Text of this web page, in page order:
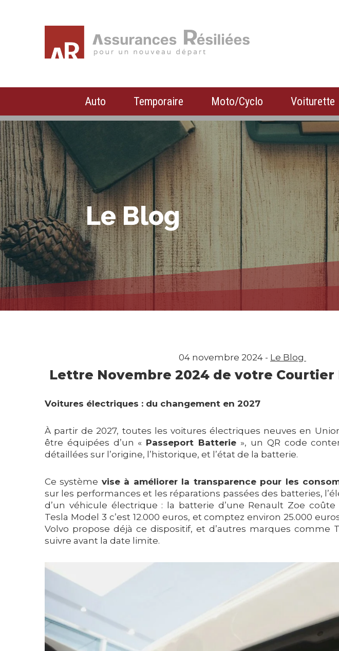
Auto Temporaire Moto/Cyclo Voiturette
Habitation
Le Blog
04 novembre 2024 - Le Blog
Lettre Novembre 2024 de votre Courtier
Voitures électriques : du changement en 2027
À partir de 2027, toutes les voitures électriques neuves en
être équipées d’un « Passeport Batterie », un QR code
détaillées sur l’origine, l’historique, et l’état de la batterie.
Ce système vise à améliorer la transparence pour les
sur les performances et les réparations passées des batteries,
d’un véhicule électrique : la batterie d’une Renault Zoe coûte
Tesla Model 3 c’est 12.000 euros, et comptez environ 25.000
Volvo propose déjà ce dispositif, et d’autres marques comme
suivre avant la date limite.